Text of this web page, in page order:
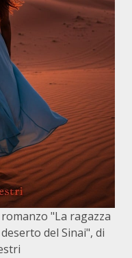
"La ragazza
del Sinai", di